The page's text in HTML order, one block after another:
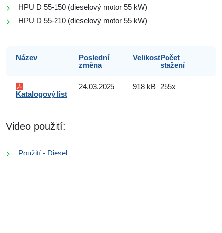
HPU D 55-150 (dieselový motor 55 kW)
HPU D 55-210 (dieselový motor 55 kW)
Název
Poslední
změna
VelikostPočet
stažení
Katalogový list
24.03.2025 918 kB 255x
Video použití:
Použití - Diesel